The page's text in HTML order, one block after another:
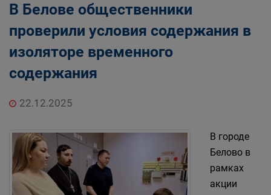
В Белове общественники
проверили условия содержания в
изоляторе временного
содержания
22.12.2025
В городе
Белово в
рамках
акции